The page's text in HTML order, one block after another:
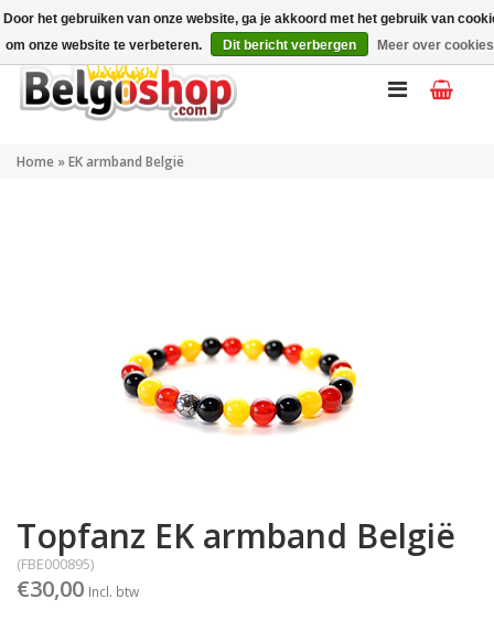
Mijn account NL
Home »EK armband België
Topfanz EK armband België
(FBE000895)
€30,00 Incl. btw
Door het gebruiken van onze website, ga je akkoord met het gebruik van
om onze website te verbeteren.
Dit bericht verbergen Meer over